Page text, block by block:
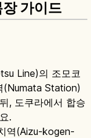
가이드
Line)의 조모코
Station)
, 도쿠라에서 합승
.
역(Aizu-kogen-